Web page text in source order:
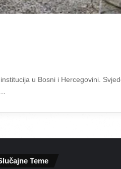
u Bosni i Hercegovini.
Teme